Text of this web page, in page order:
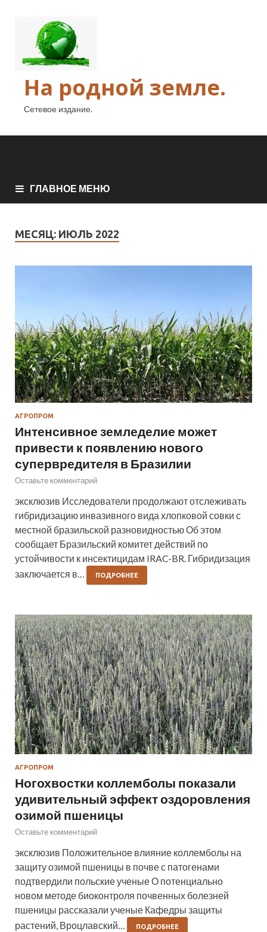
На родной земле.
Сетевое издание.
ГЛАВНОЕ МЕНЮ
МЕСЯЦ: ИЮЛЬ 2022
АГРОПРОМ
Интенсивное земледелие может
привести к появлению нового
супервредителя в Бразилии
Оставьте комментарий
эксклюзив Исследователи продолжают отслеживать
гибридизацию инвазивного вида хлопковой совки с
местной бразильской разновидностью Об этом
сообщает Бразильский комитет действий по
устойчивости к инсектицидам IRAC-BR. Гибридизация
заключается в…
ПОДРОБНЕЕ
АГРОПРОМ
Ногохвостки коллемболы показали
удивительный эффект оздоровления
озимой пшеницы
Оставьте комментарий
эксклюзив Положительное влияние коллемболы на
защиту озимой пшеницы в почве с патогенами
подтвердили польские ученые О потенциально
новом методе биоконтроля почвенных болезней
пшеницы рассказали ученые Кафедры защиты
растений, Вроцлавский…
ПОДРОБНЕЕ